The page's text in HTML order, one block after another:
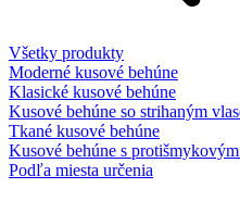
Všetky produkty
Moderné kusové behúne
Klasické kusové behúne
Kusové behúne so strihaným
Tkané kusové behúne
Kusové behúne s
Podľa miesta určenia